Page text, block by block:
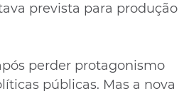
prevista para produção
perder protagonismo
públicas. Mas a nova